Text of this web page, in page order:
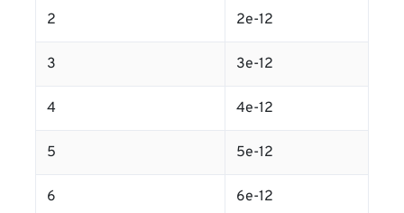
2 2e-12
3 3e-12
4 4e-12
5 5e-12
6 6e-12